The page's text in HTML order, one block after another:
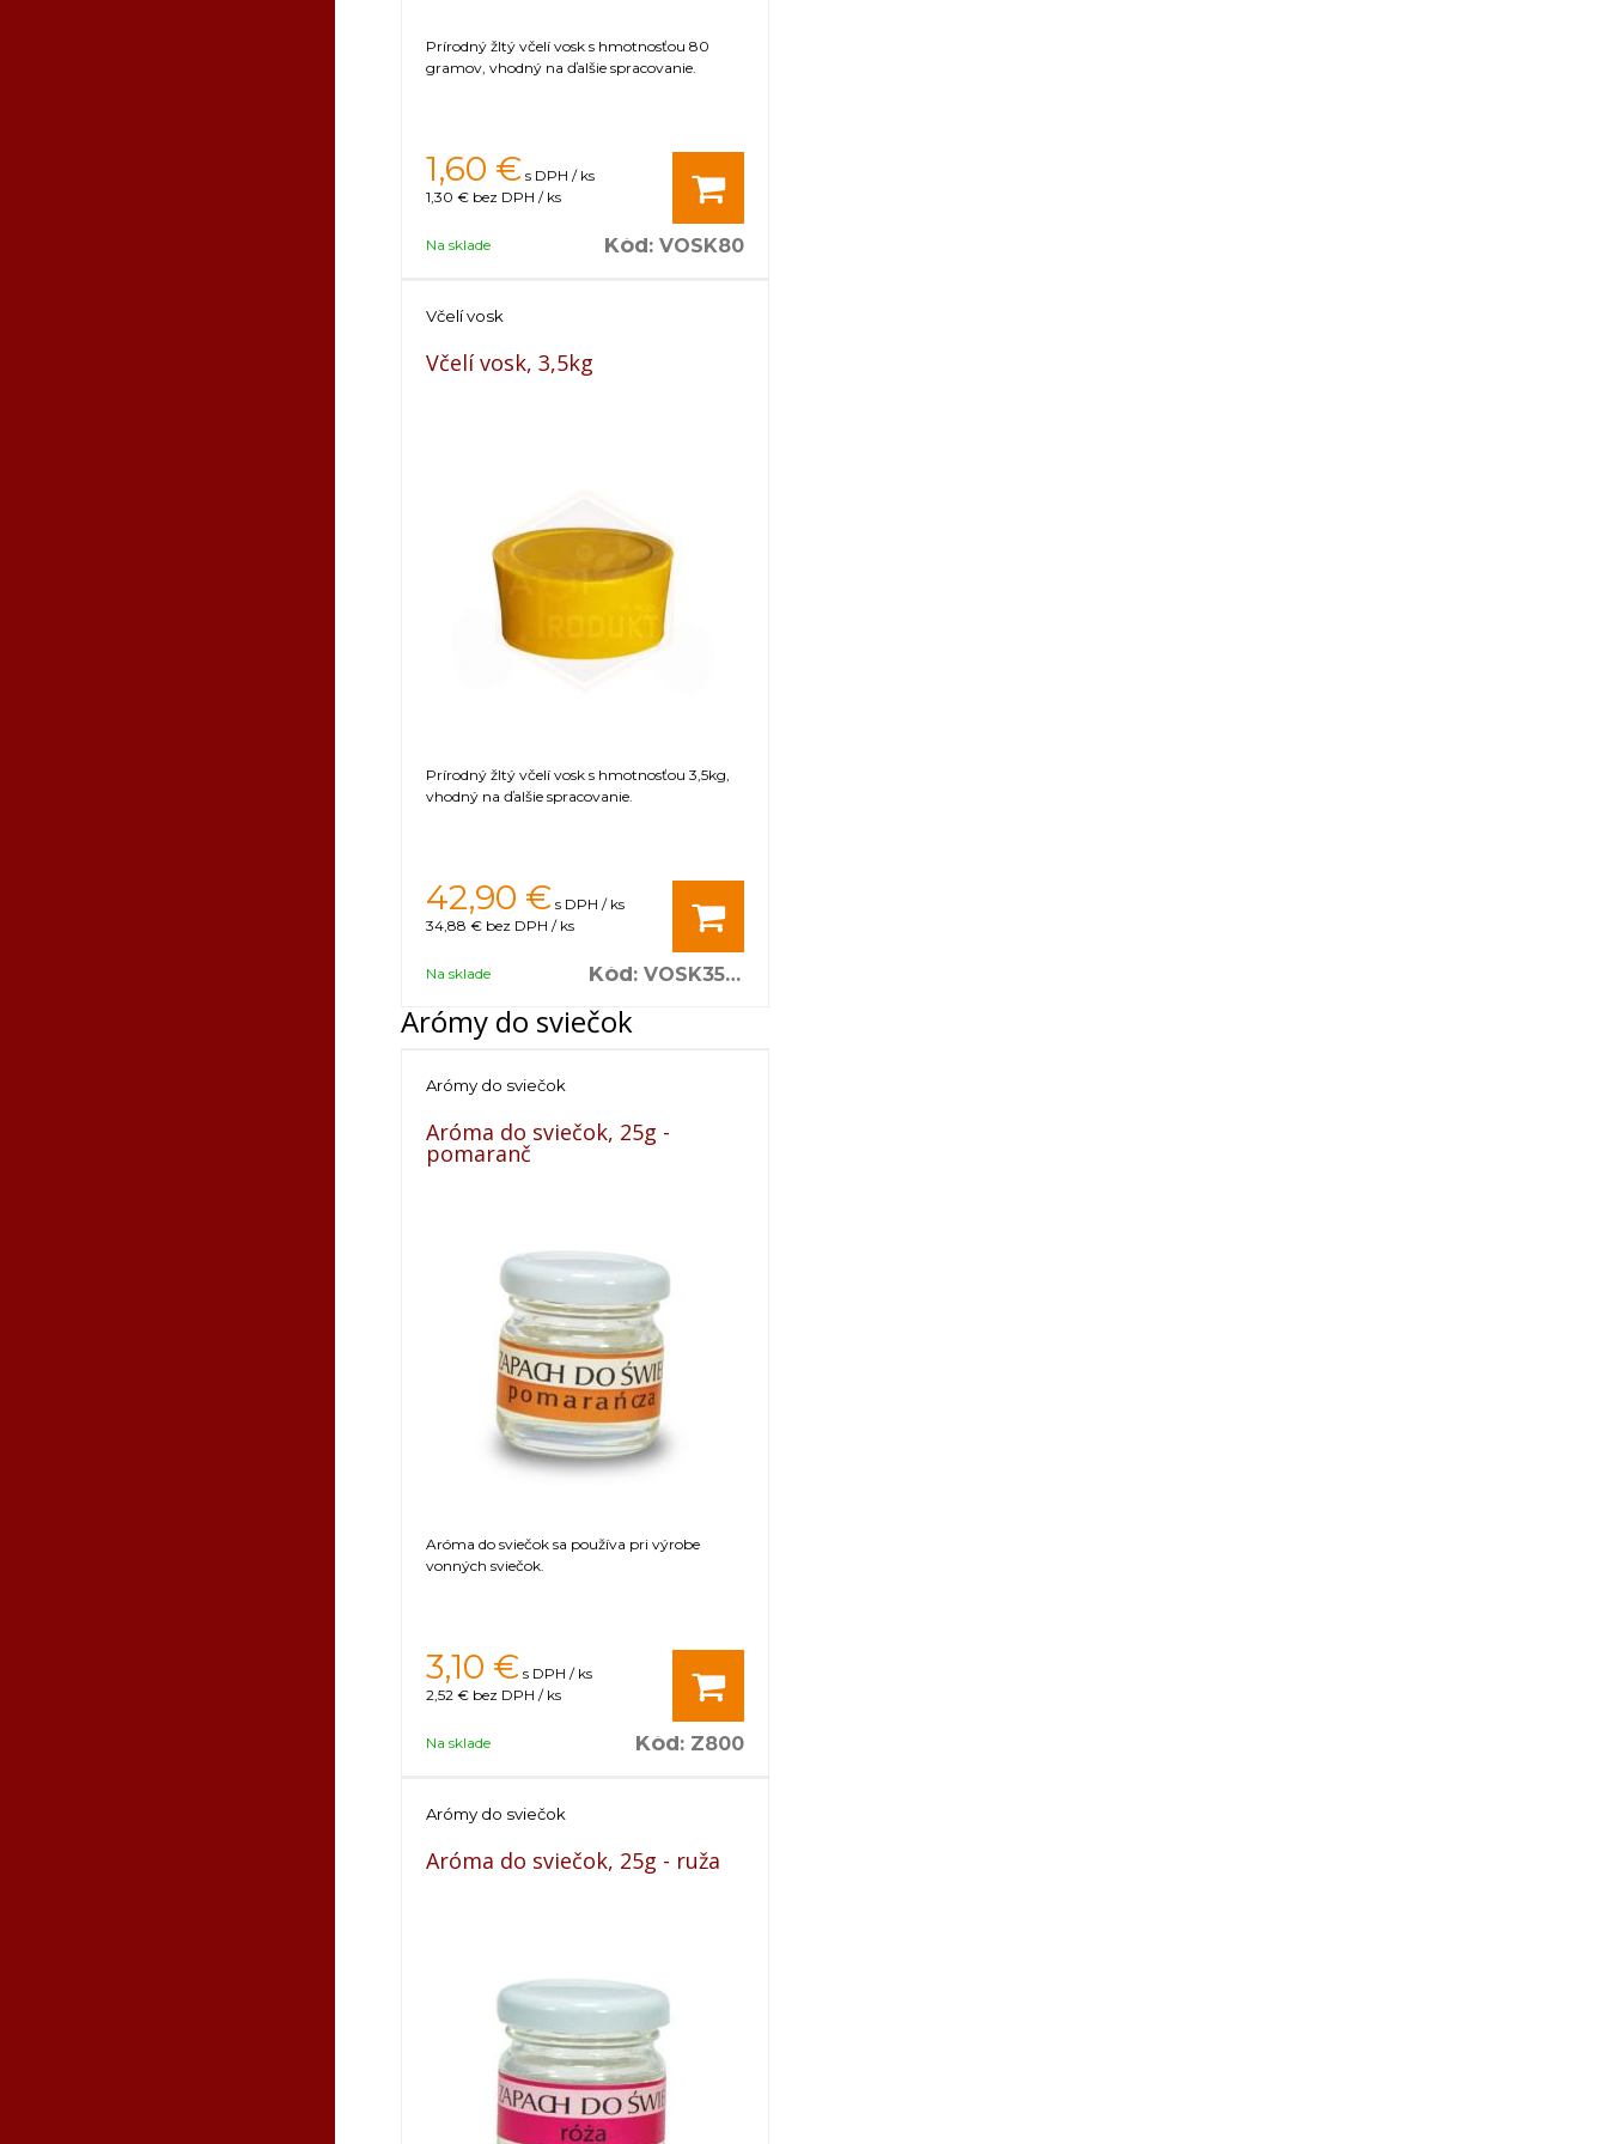
Prírodný žltý včelí vosk s hmotnosťou 80
gramov, vhodný na ďalšie spracovanie.
1,60 € s DPH / ks
1,30 € bez DPH / ks
Na sklade Kód: VOSK80
Včelí vosk
Včelí vosk, 3,5kg
Prírodný žltý včelí vosk s hmotnosťou 3,5kg,
vhodný na ďalšie spracovanie.
42,90 € s DPH / ks
34,88 € bez DPH / ks
Na sklade Kód: VOSK3500
Arómy do sviečok
Arómy do sviečok
Aróma do sviečok, 25g -
pomaranč
Aróma do sviečok sa používa pri výrobe
vonných sviečok.
3,10 € s DPH / ks
2,52 € bez DPH / ks
Na sklade Kód: Z800
Arómy do sviečok
Aróma do sviečok, 25g - ruža